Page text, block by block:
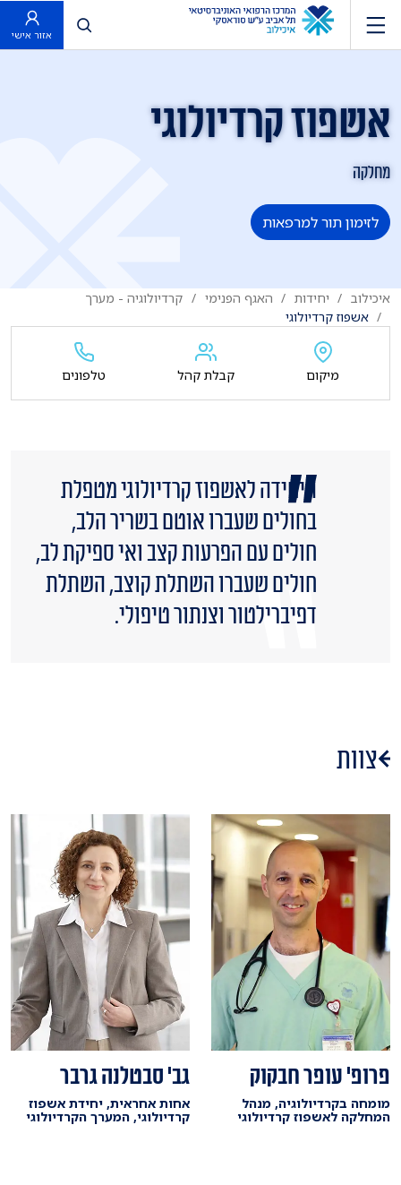
פתח חיפוש
אזור אישי
אשפוז קרדיולוגי
מחלקה
לזימון תור למרפאות
איכילוב יחידות האגף הפנימי
קרדיולוגיה - מערך
אשפוז קרדיולוגי
היחידה לאשפוז קרדיולוגי מטפלת
בחולים שעברו אוטם בשריר הלב,
חולים עם הפרעות קצב ואי ספיקת לב,
חולים שעברו השתלת קוצב, השתלת
דפיברילטור וצנתור טיפולי.
צוות
פרופ' עופר חבקוק
מומחה בקרדיולוגיה, מנהל
המחלקה לאשפוז קרדיולוגי
גב' סבטלנה גרבר
אחות אחראית, יחידת אשפוז
קרדיולוגי, המערך הקרדיולוגי
מיקום קבלת קהל טלפונים